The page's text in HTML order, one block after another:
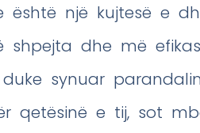
është një kujtesë e
shpejta dhe më
synuar
qetësinë e tij, sot